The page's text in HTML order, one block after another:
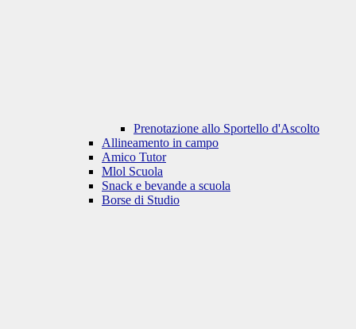
Prenotazione allo Sportello d'Ascolto
Allineamento in campo
Amico Tutor
Mlol Scuola
Snack e bevande a scuola
Borse di Studio